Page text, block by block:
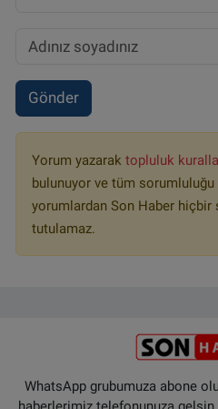
Gönder
Yorum yazarak topluluk
bulunuyor ve tüm sorumluluğu
yorumlardan Son Haber
tutulamaz.
WhatsApp grubumuza abone